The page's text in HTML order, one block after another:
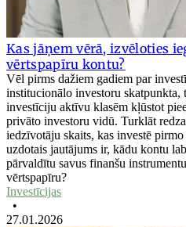
Kas jāņem vērā, izvēloties
vērtspapīru kontu?
Vēl pirms dažiem gadiem par
institucionālo investoru skatpunkta,
investīciju aktīvu klasēm kļūstot
privāto investoru vidū. Turklāt
iedzīvotāju skaits, kas investē
uzdotais jautājums ir, kādu kontu
pārvaldītu savus finanšu
vērtspapīru?
Investīcijas
•
27.01.2026